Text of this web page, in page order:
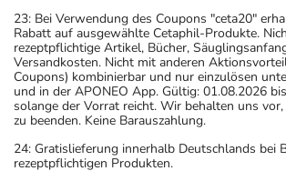
23: Bei Verwendung des Coupons "ceta20"
Rabatt auf ausgewählte Cetaphil-Produkte.
rezeptpflichtige Artikel, Bücher,
Versandkosten. Nicht mit anderen
Coupons) kombinierbar und nur einzulösen
und in der APONEO App. Gültig: 01.08.2026
solange der Vorrat reicht. Wir behalten uns
zu beenden. Keine Barauszahlung.
24: Gratislieferung innerhalb Deutschlands bei
rezeptpflichtigen Produkten.